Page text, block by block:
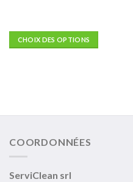
CHOIX DES OPTIONS
Les
peuvent
être
COORDONNÉES
ServiClean srl